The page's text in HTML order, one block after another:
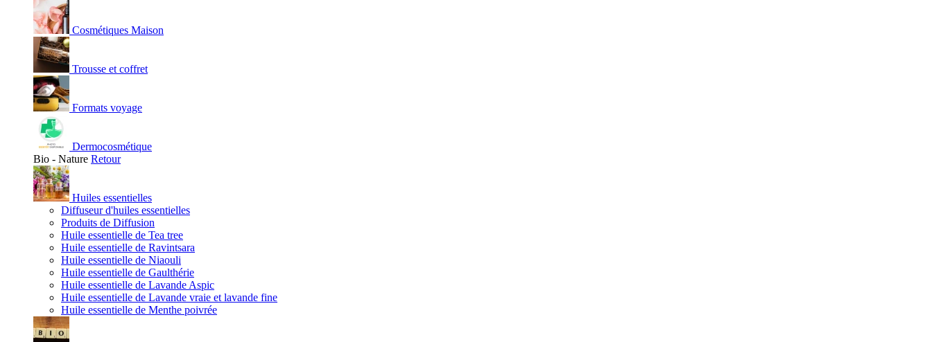
Cosmétiques Maison
Trousse et coffret
Formats voyage
Dermocosmétique
Bio - Nature Retour
Huiles essentielles
Diffuseur d'huiles essentielles
Produits de Diffusion
Huile essentielle de Tea tree
Huile essentielle de Ravintsara
Huile essentielle de Niaouli
Huile essentielle de Gaulthérie
Huile essentielle de Lavande Aspic
Huile essentielle de Lavande vraie et lavande fine
Huile essentielle de Menthe poivrée